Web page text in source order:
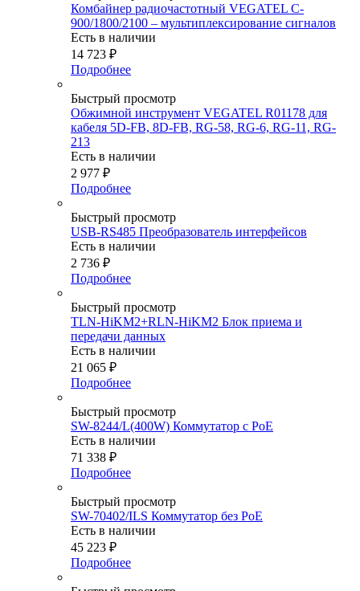
Комбайнер радиочастотный VEGATEL C-
900/1800/2100 – мультиплексирование сигналов
Есть в наличии
14 723 ₽
Подробнее
Быстрый просмотр
Обжимной инструмент VEGATEL R01178 для
кабеля 5D-FB, 8D-FB, RG-58, RG-6, RG-11, RG-
213
Есть в наличии
2 977 ₽
Подробнее
Быстрый просмотр
USB-RS485 Преобразователь интерфейсов
Есть в наличии
2 736 ₽
Подробнее
Быстрый просмотр
TLN-HiKM2+RLN-HiKM2 Блок приема и
передачи данных
Есть в наличии
21 065 ₽
Подробнее
Быстрый просмотр
SW-8244/L(400W) Коммутатор с PoE
Есть в наличии
71 338 ₽
Подробнее
Быстрый просмотр
SW-70402/ILS Коммутатор без PoE
Есть в наличии
45 223 ₽
Подробнее